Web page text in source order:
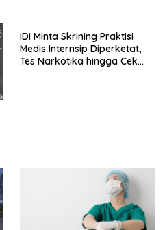
IDI Minta Skrining Praktisi
Medis Internsip Diperketat,
Tes Narkotika hingga Cek